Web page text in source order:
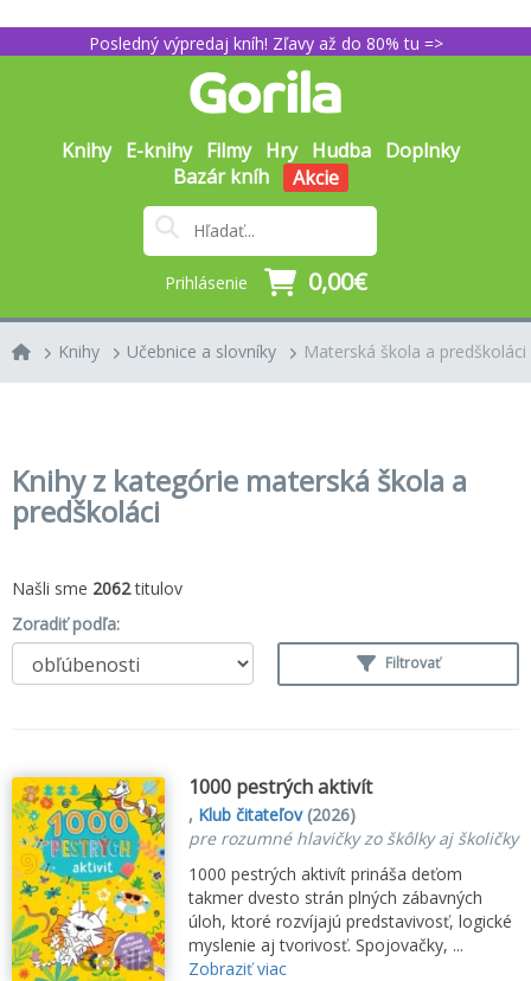
Posledný výpredaj kníh! Zľavy až do 80% tu =>
Knihy E-knihy Filmy Hry Hudba Doplnky
Bazár kníh
Akcie
Prihlásenie 0,00€
Knihy Učebnice a slovníky Materská škola a predškoláci
Knihy z kategórie materská škola a
predškoláci
Našli sme 2062titulov
Zoradiť podľa:
Filtrovať
1000 pestrých aktivít
, Klub čitateľov(2026)
pre rozumné hlavičky zo škôlky aj školičky
1000 pestrých aktivít prináša deťom
takmer dvesto strán plných zábavných
úloh, ktoré rozvíjajú predstavivosť, logické
myslenie aj tvorivosť. Spojovačky, ...
Zobraziť viac